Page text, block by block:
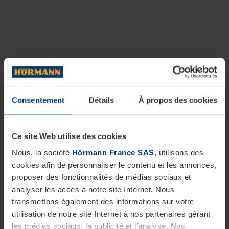
Consentement Détails À propos des cookies
Ce site Web utilise des cookies
Nous, la société Hörmann France SAS, utilisons des
cookies afin de personnaliser le contenu et les annonces,
proposer des fonctionnalités de médias sociaux et
analyser les accès à notre site Internet. Nous
transmettons également des informations sur votre
utilisation de notre site Internet à nos partenaires gérant
les médias sociaux, la publicité et l’analyse. Nos